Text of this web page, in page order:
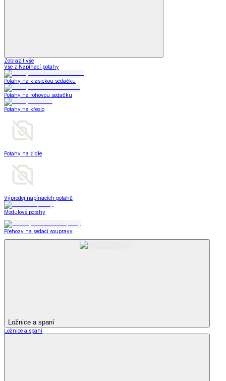
Zobrazit vše
Vše z Napínací potahy
Potahy na klasickou sedačku
Potahy na rohovou sedačku
Potahy na křeslo
Potahy na židle
Výprodej napínacích potahů
Modulové potahy
Přehozy na sedací soupravy
Ložnice a spaní
Ložnice a spaní